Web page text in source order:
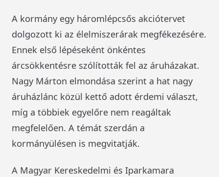
A kormány egy háromlépcsős akciótervet
dolgozott ki az élelmiszerárak megfékezésére.
Ennek első lépéseként önkéntes
árcsökkentésre szólították fel az áruházakat.
Nagy Márton elmondása szerint a hat nagy
áruházlánc közül kettő adott érdemi választ,
míg a többiek egyelőre nem reagáltak
megfelelően. A témát szerdán a
kormányülésen is megvitatják.
A Magyar Kereskedelmi és Iparkamara